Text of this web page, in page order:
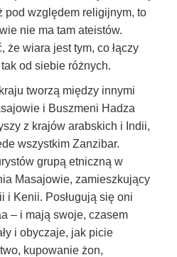
pod względem religijnym, to
nie ma tam ateistów.
że wiara jest tym, co łączy
od siebie różnych.
tworzą między innymi
i Buszmeni Hadza
z krajów arabskich i Indii,
wszystkim Zanzibar.
grupą etniczną w
Masajowie, zamieszkujący
i Kenii. Posługują się oni
– i mają swoje, czasem
i obyczaje, jak picie
kupowanie żon,